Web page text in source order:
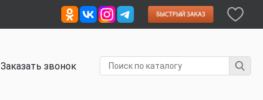
Заказать звонок